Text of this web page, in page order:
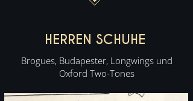
HERREN SCHUHE
Brogues, Budapester, Longwings und
Oxford Two-Tones